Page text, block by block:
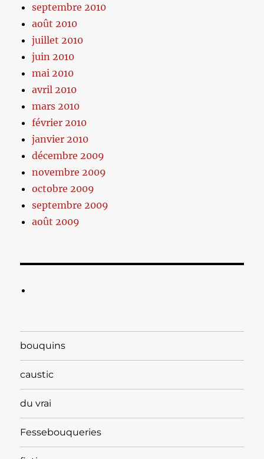
septembre 2010
août 2010
juillet 2010
juin 2010
mai 2010
avril 2010
mars 2010
février 2010
janvier 2010
décembre 2009
novembre 2009
octobre 2009
septembre 2009
août 2009
bouquins
caustic
du vrai
Fessebouqueries